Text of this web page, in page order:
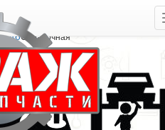
46Справочная